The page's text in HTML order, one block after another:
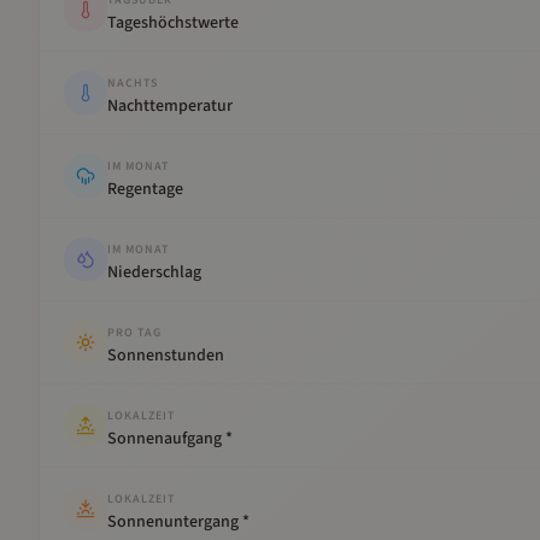
Tageshöchstwerte
NACHTS
Nachttemperatur
IM MONAT
Regentage
IM MONAT
Niederschlag
PRO TAG
Sonnenstunden
LOKALZEIT
Sonnenaufgang *
LOKALZEIT
Sonnenuntergang *